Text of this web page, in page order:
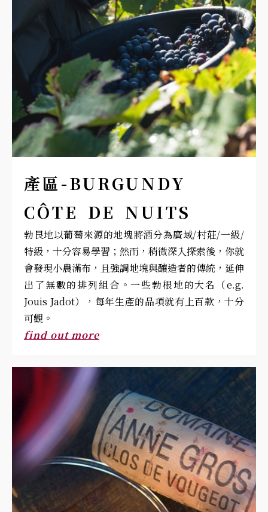
產區-BURGUNDY
CÔTE DE NUITS
勃艮地以葡萄來源的地塊將酒分為廣域/村莊/一級/
特級，十分容易學習；然而，稍微深入探索後，你就
會發現小農滿布，且強調地塊與釀造者的傳統，延伸
出了無數的排列組合。一些勃根地的大名（e.g.
Jouis Jadot），每年生產的品項就有上百款，十分
可觀。
find out more